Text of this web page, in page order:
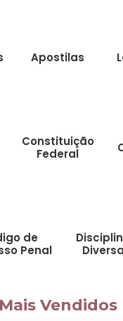
Apostilas
Constituição
Federal
de
Penal
Mais Vendidos